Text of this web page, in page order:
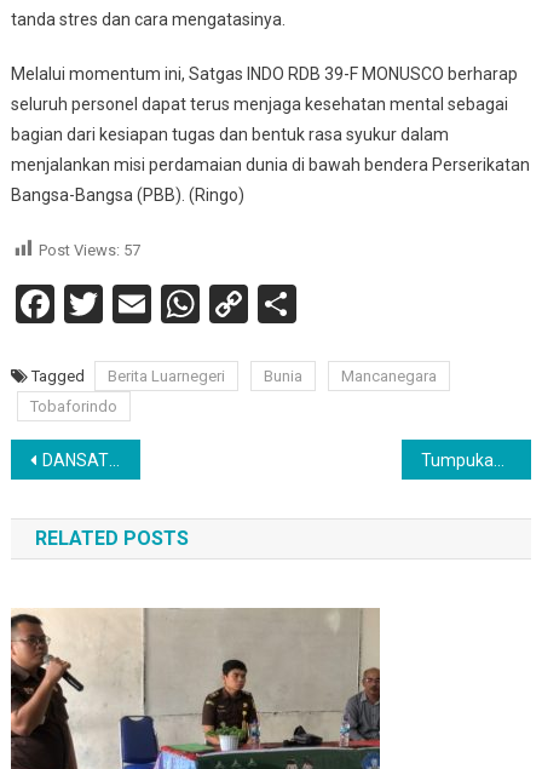
tanda stres dan cara mengatasinya.
Melalui momentum ini, Satgas INDO RDB 39-F MONUSCO berharap
seluruh personel dapat terus menjaga kesehatan mental sebagai
bagian dari kesiapan tugas dan bentuk rasa syukur dalam
menjalankan misi perdamaian dunia di bawah bendera Perserikatan
Bangsa-Bangsa (PBB). (Ringo)
Post Views: 57
Facebook
Twitter
EmailWhatsApp
CopyShare
Tagged Berita Luarnegeri Bunia
Mancanegara
Tobaforindo
Navigasi
pos
DANSATGAS INDO RDB 39-F MONUSCO PIMPIN UPACARA HUT TNI KE-80 UNTUK KEDUA KALINYA DI BUMI AFRIKA
RELATED POSTS